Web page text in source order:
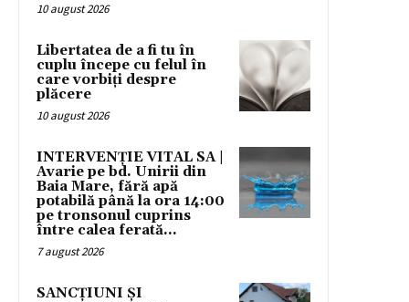
10 august 2026
Libertatea de a fi tu în
cuplu începe cu felul în
care vorbiți despre
plăcere
10 august 2026
INTERVENȚIE VITAL SA |
Avarie pe bd. Unirii din
Baia Mare, fără apă
potabilă până la ora 14:00
pe tronsonul cuprins
între calea ferată...
7 august 2026
SANCȚIUNI ȘI